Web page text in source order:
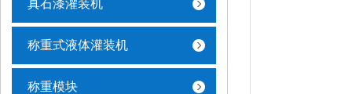
真石漆灌装机
称重式液体灌装机
称重模块